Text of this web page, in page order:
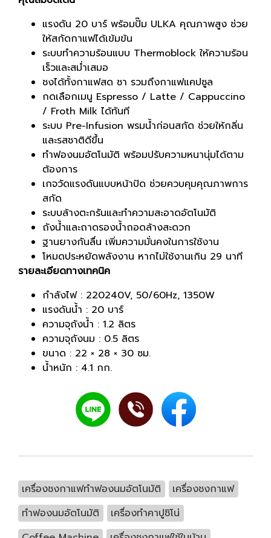
แรงดัน 20 บาร์ พร้อมปั๊ม ULKA คุณภาพสูง ช่วย
ให้สกัดกาแฟได้เข้มข้น
ระบบทำความร้อนแบบ Thermoblock ให้ความร้อน
เร็วและสม่ำเสมอ
ชงได้ทั้งกาแฟสด ชา รวมถึงกาแฟแคปซูล
กดเลือกเมนู Espresso / Latte / Cappuccino
/ Froth Milk ได้ทันที
ระบบ Pre-Infusion พรมน้ำก่อนสกัด ช่วยให้กลิ่น
และรสชาติดีขึ้น
ทำฟองนมอัตโนมัติ พร้อมปรับความหนานุ่มได้ตาม
ต้องการ
เกจวัดแรงดันแบบหน้าปัด ช่วยควบคุมคุณภาพการ
สกัด
ระบบล้างตะกรันและทำความสะอาดอัตโนมัติ
ถังน้ำและถาดรองน้ำถอดล้างสะดวก
ฐานยางกันลื่น เพิ่มความมั่นคงในการใช้งาน
โหมดประหยัดพลังงาน หากไม่ใช้งานเกิน 29 นาที
รายละเอียดทางเทคนิค
กำลังไฟ : 220240V, 50/60Hz, 1350W
แรงดันน้ำ : 20 บาร์
ความจุถังน้ำ : 1.2 ลิตร
ความจุถังนม : 0.5 ลิตร
ขนาด : 22 × 28 × 30 ซม.
น้ำหนัก : 4.1 กก.
เครื่องชงกาแฟทำฟองนมอัตโนมัติ
เครื่องชงกาแฟ
ทำฟองนมอัตโนมัติ
เครื่องทำคาปูชิโน่